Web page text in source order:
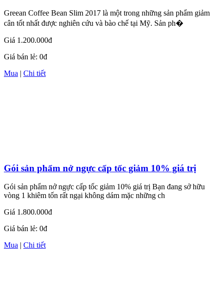
Greean Coffee Bean Slim 2017 là một trong những sản phẩm giảm
cân tốt nhất được nghiên cứu và bào chế tại Mỹ. Sản ph�
Giá 1.200.000đ
Giá bán lẻ: 0đ
Mua | Chi tiết
Gói sản phẩm nở ngực cấp tốc giảm 10% giá trị
Gói sản phẩm nở ngực cấp tốc giảm 10% giá trị Bạn đang sở hữu
vòng 1 khiêm tốn rất ngại không dám mặc những ch
Giá 1.800.000đ
Giá bán lẻ: 0đ
Mua | Chi tiết